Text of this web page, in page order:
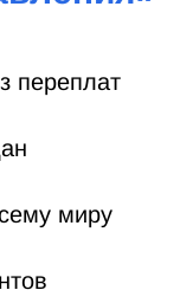
переплат
миру